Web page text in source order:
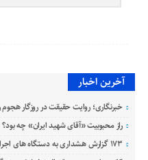
آخرین اخبار
خبرنگاری؛ روایت حقیقت در روزگار
راز محبوبیت «آقای شهید ایران» چه بود؟
۱۷۳ گزارش هشداری به دستگاه های اجرایی در خصوص ترک فعل ها